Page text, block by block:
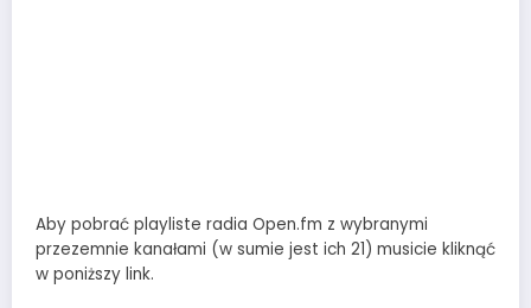
Aby pobrać playliste radia Open.fm z wybranymi
przezemnie kanałami (w sumie jest ich 21) musicie kliknąć
w poniższy link.